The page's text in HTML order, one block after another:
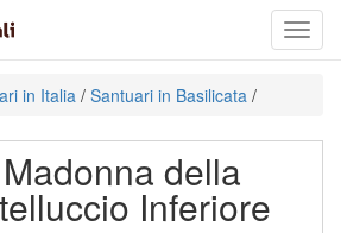
Toggle
in Italia / Santuari in Basilicata /
della
Inferiore